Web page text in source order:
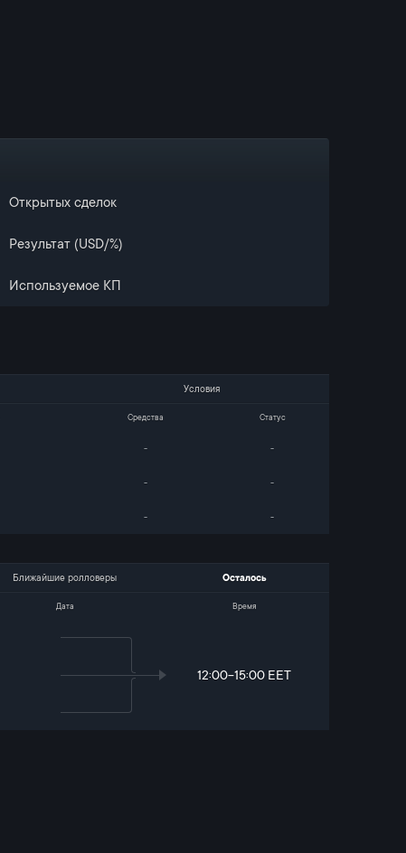
Открытых сделок
Результат (USD/%)
Используемое КП
Условия
Средства Статус
- -
- -
- -
Ближайшие ролловеры Осталось
Дата Время
12:00-15:00 EET